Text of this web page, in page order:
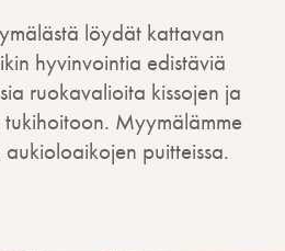
löydät kattavan
hyvinvointia edistäviä
ruokavalioita kissojen ja
tukihoitoon. Myymälämme
puitteissa.